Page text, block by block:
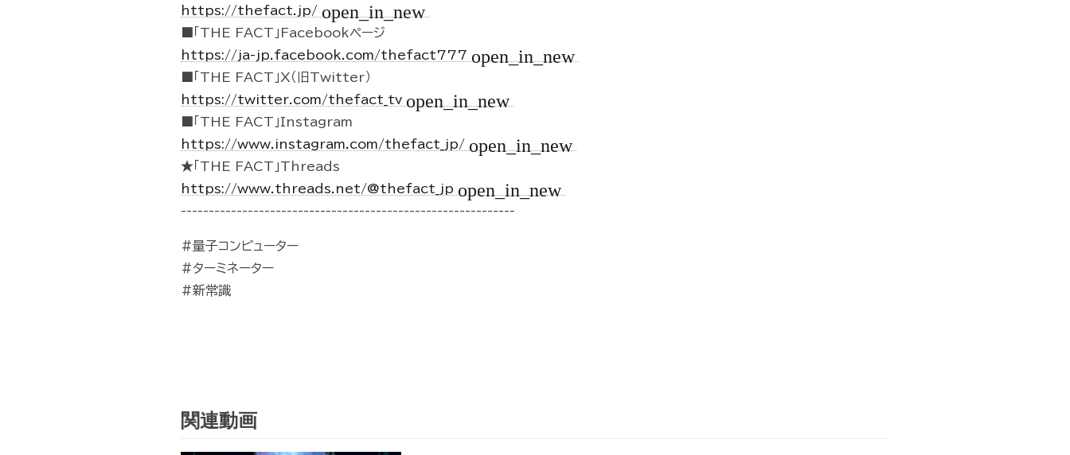
https://thefact.jp/ open_in_new
■「THE FACT」Facebookページ
https://ja-jp.facebook.com/thefact777 open_in_new
■「THE FACT」X（旧Twitter）
https://twitter.com/thefact_tv open_in_new
■「THE FACT」Instagram
https://www.instagram.com/thefact_jp/ open_in_new
★「THE FACT」Threads
https://www.threads.net/@thefact_jp open_in_new
------------------------------------------------------------
#量子コンピューター
#ターミネーター
#新常識
関連動画